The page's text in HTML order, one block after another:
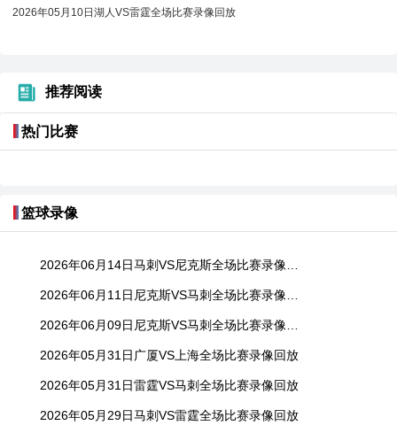
2026年05月10日湖人VS雷霆全场比赛录像回放
推荐阅读
热门比赛
篮球录像
2026年06月14日马刺VS尼克斯全场比赛录像回放
2026年06月11日尼克斯VS马刺全场比赛录像回放
2026年06月09日尼克斯VS马刺全场比赛录像回放
2026年05月31日广厦VS上海全场比赛录像回放
2026年05月31日雷霆VS马刺全场比赛录像回放
2026年05月29日马刺VS雷霆全场比赛录像回放